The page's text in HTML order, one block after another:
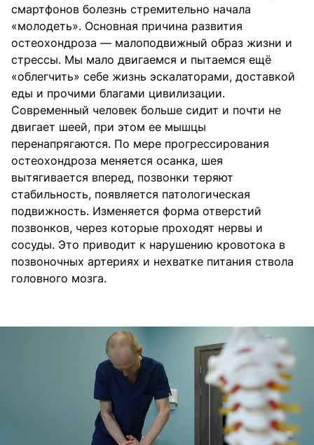
смартфонов болезнь стремительно начала
«молодеть». Основная причина развития
остеохондроза — малоподвижный образ жизни и
стрессы. Мы мало двигаемся и пытаемся ещё
«облегчить» себе жизнь эскалаторами, доставкой
еды и прочими благами цивилизации.
Современный человек больше сидит и почти не
двигает шеей, при этом ее мышцы
перенапрягаются. По мере прогрессирования
остеохондроза меняется осанка, шея
вытягивается вперед, позвонки теряют
стабильность, появляется патологическая
подвижность. Изменяется форма отверстий
позвонков, через которые проходят нервы и
сосуды. Это приводит к нарушению кровотока в
позвоночных артериях и нехватке питания ствола
головного мозга.